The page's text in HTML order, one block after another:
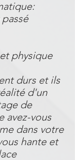
physique
durs et ils
d'un
de
avez-vous
dans votre
hante et